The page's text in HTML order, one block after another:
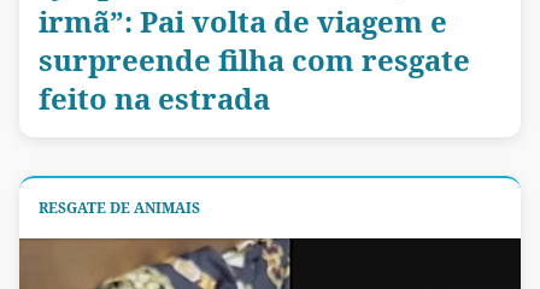
irmã”: Pai volta de viagem e
surpreende filha com resgate
feito na estrada
RESGATE DE ANIMAIS